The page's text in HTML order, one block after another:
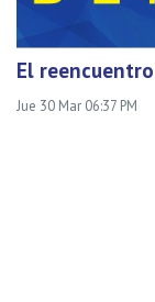
El
Jue 30 Mar 06:37 PM